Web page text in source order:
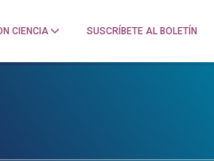
CIENCIA SUSCRÍBETE AL BOLETÍN